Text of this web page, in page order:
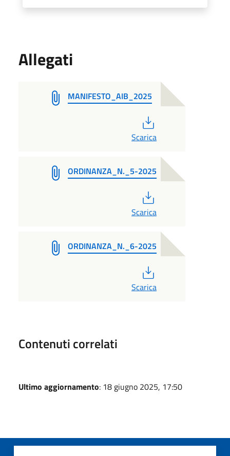
Allegati
MANIFESTO_AIB_2025
Scarica
ORDINANZA_N._5-2025
Scarica
ORDINANZA_N._6-2025
Scarica
Contenuti correlati
Ultimo aggiornamento: 18 giugno 2025, 17:50